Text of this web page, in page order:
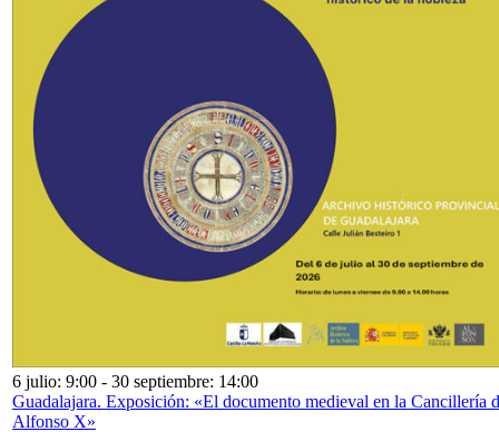
6 julio: 9:00 - 30 septiembre: 14:00
Guadalajara. Exposición: «El documento medieval en la Cancillería
Alfonso X»